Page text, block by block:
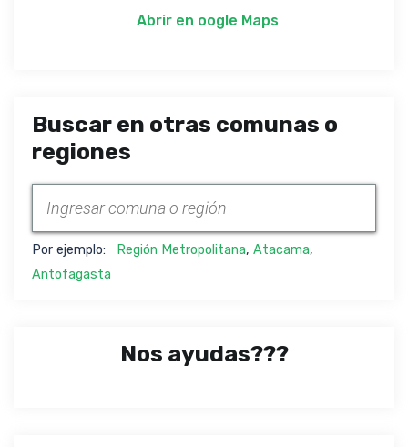
Abrir en oogle Maps
Buscar en otras comunas o
regiones
Por ejemplo: Región Metropolitana, Atacama,
Antofagasta
Nos ayudas???